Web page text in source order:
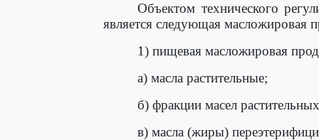
Объектом технического
является следующая масложировая
1) пищевая масложировая
а) масла растительные;
б) фракции масел
в) масла (жиры)